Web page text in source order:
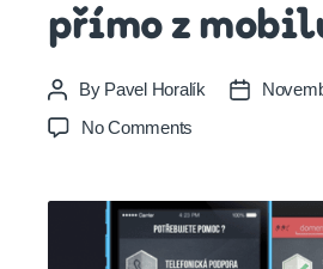
přímo z
Post
author
By Pavel Horalík
Post
No Comments
přímo
z
mobilu